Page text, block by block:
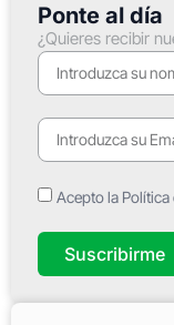
Ponte al día
¿Quieres recibir
Acepto la
Suscribirme